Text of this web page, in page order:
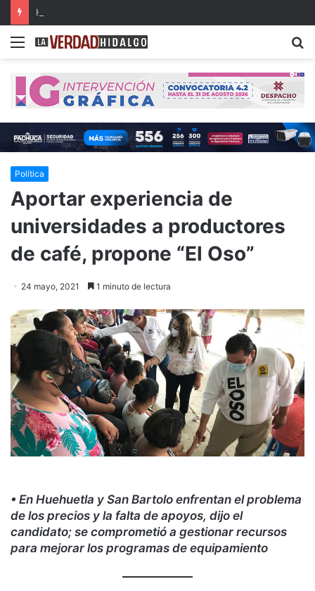
Menu
Política
Aportar experiencia de
universidades a productores
de café, propone “El Oso”
24 mayo, 2021 1 minuto de lectura
• En Huehuetla y San Bartolo enfrentan el problema
de los precios y la falta de apoyos, dijo el
candidato; se comprometió a gestionar recursos
para mejorar los programas de equipamiento